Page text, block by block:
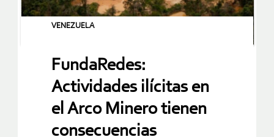
FundaRedes:
Actividades ilícitas en
el Arco Minero tienen